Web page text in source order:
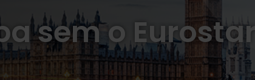
sem o Eurostar